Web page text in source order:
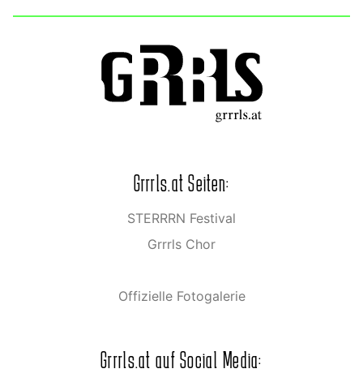
Grrrls.at Seiten:
STERRRN Festival
Grrrls Chor
Offizielle Fotogalerie
Grrrls.at auf Social Media: